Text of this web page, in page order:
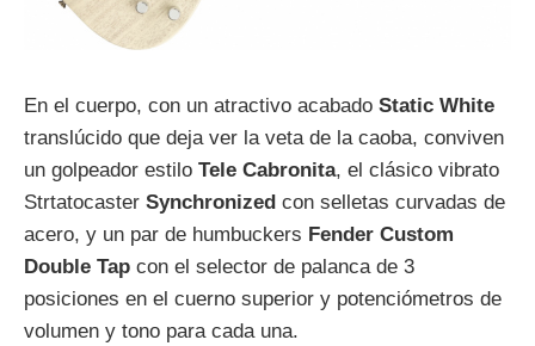
En el cuerpo, con un atractivo acabado Static White
translúcido que deja ver la veta de la caoba, conviven
un golpeador estilo Tele Cabronita, el clásico vibrato
Strtatocaster Synchronized con selletas curvadas de
acero, y un par de humbuckers Fender Custom
Double Tap con el selector de palanca de 3
posiciones en el cuerno superior y potenciómetros de
volumen y tono para cada una.